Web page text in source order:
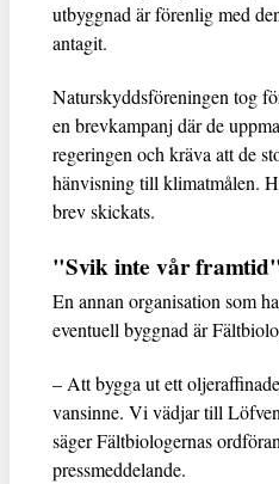
utbyggnad är förenlig med
antagit.
Naturskyddsföreningen tog
en brevkampanj där de
regeringen och kräva att de
hänvisning till klimatmålen.
brev skickats.
"Svik inte vår framtid"
En annan organisation som
eventuell byggnad är
– Att bygga ut ett
vansinne. Vi vädjar till
säger Fältbiologernas
pressmeddelande.